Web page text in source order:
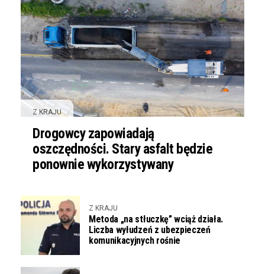
Z KRAJU
Drogowcy zapowiadają
oszczędności. Stary asfalt będzie
ponownie wykorzystywany
Z KRAJU
Metoda „na stłuczkę” wciąż działa.
Liczba wyłudzeń z ubezpieczeń
komunikacyjnych rośnie